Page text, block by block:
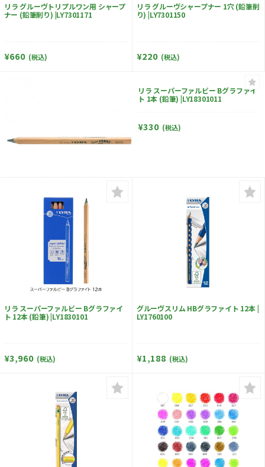
リラ グルーヴトリプルワン用 シャープ
ナー (鉛筆削り) |LY7301171
¥660 (税込)
リラ グルーヴシャープナー 1穴 (鉛筆削
り) |LY7301150
¥220 (税込)
リラ スーパーファルビー Bグラファイ
ト 1本 (鉛筆) |LY18301011
¥330 (税込)
リラ スーパーファルビー Bグラファイ
ト 12本 (鉛筆) |LY1830101
¥3,960 (税込)
グルーヴスリム HBグラファイト 12本 |
LY1760100
¥1,188 (税込)